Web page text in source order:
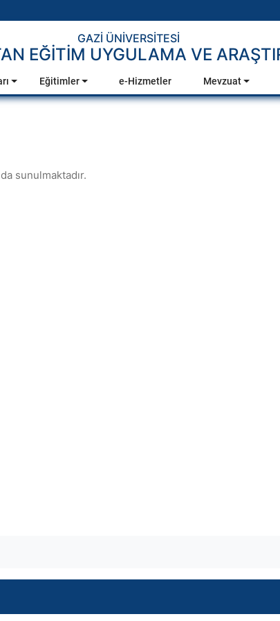
GAZİ ÜNİVERSİTESİ
EĞİTİM UYGULAMA VE
Eğitimler e-Hizmetler Mevzuat
sunulmaktadır.